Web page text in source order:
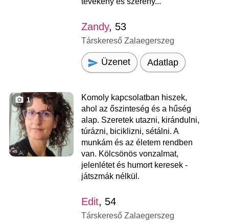
Zandy, 53
Társkereső Zalaegerszeg
Üzenet Adatlap
1
Komoly kapcsolatban hiszek,
ahol az őszinteség és a hűség
alap. Szeretek utazni, kirándulni,
túrázni, biciklizni, sétálni. A
munkám és az életem rendben
van. Kölcsönös vonzalmat,
jelenlétet és humort keresek -
játszmák nélkül.
Edit, 54
Társkereső Zalaegerszeg